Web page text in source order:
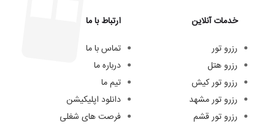
خدمات آنلاین
رزرو تور
رزرو هتل
رزرو تور کیش
رزرو تور مشهد
رزرو تور قشم
ارتباط با ما
تماس با ما
درباره ما
تیم ما
دانلود اپلیکیشن
فرصت های شغلی